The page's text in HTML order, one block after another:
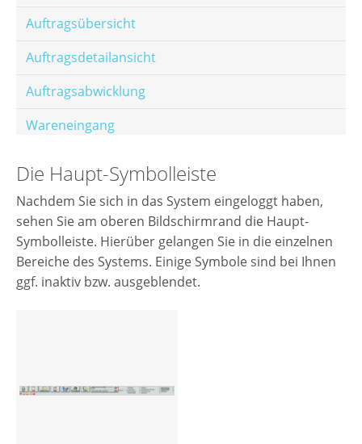
Auftragsübersicht
Auftragsdetailansicht
Auftragsabwicklung
Wareneingang
E-Mail-Templates
Automatische Preisberechnung
Hinterlegen von Festpreisen
Salesrank-Staffeln
Sperrliste
Die Haupt-Symbolleiste
Nachdem Sie sich in das System eingeloggt haben,
sehen Sie am oberen Bildschirmrand die Haupt-
Symbolleiste. Hierüber gelangen Sie in die einzelnen
Bereiche des Systems. Einige Symbole sind bei Ihnen
ggf. inaktiv bzw. ausgeblendet.